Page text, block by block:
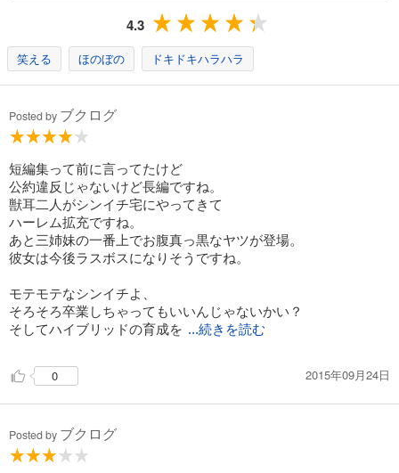
4.3
笑える ほのぼの ドキドキハラハラ
Posted by ブクログ
短編集って前に言ってたけど
公約違反じゃないけど長編ですね。
獣耳二人がシンイチ宅にやってきて
ハーレム拡充ですね。
あと三姉妹の一番上でお腹真っ黒なヤツが登場。
彼女は今後ラスボスになりそうですね。
モテモテなシンイチよ、
そろそろ卒業しちゃってもいいんじゃないかい？
そしてハイブリッドの育成を ...続きを読む
0 2015年09月24日
Posted by ブクログ